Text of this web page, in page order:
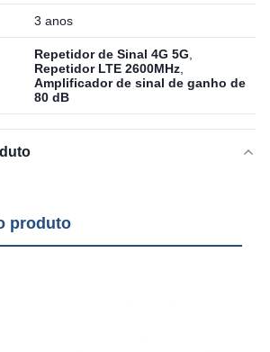
3 anos
Repetidor de Sinal 4G 5G
Repetidor LTE 2600MHz
Amplificador de sinal de ganho de
80 dB
produto